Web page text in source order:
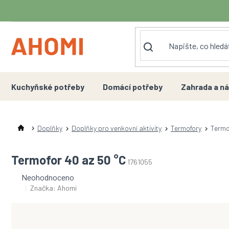
obsah
Kuchyňské potřeby Domácí potřeby Zahrada a
Doplňky Doplňky pro venkovní aktivity Termofory
Termofor 40 az 50 °C 1761055
Průměrné
hodnocení
Neohodnoceno
Značka: Ahomi